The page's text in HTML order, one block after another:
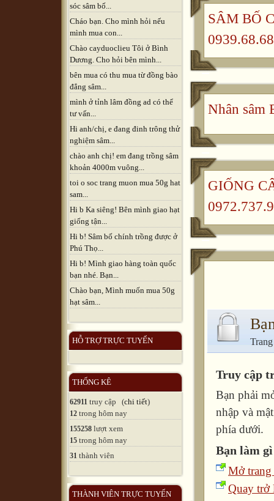
sóc sâm bố...
Cháo bạn. Cho mình hỏi nếu
mình mua con...
Chào cayduoclieu Tôi ở Bình
Dương. Cho hỏi bên mình...
bên mua có thu mua từ đồng bào
đẳng sâm...
mình ở tỉnh lâm đồng ad có thể
tư vấn...
Hi anh/chị, e đang đinh trông thử
nghiệm sâm...
chào anh chị! em đang trồng sâm
khoản 4000m vuông...
toi o soc trang muon mua 50g hat
sam...
Hi b Ka siêng! Bên mình giao hạt
giống tận...
Hi b! Sâm bố chính trồng được ở
Phú Thọ...
Hi b! Mình giao hàng toàn quốc
bạn nhé. Bạn...
Chào bạn, Mình muốn mua 50g
hạt sâm...
HỖ TRỢ TRỰC TUYẾN
THỐNG KÊ
62911 truy cập (chi tiết)
12 trong hôm nay
155258 lượt xem
15 trong hôm nay
31 thành viên
THÀNH VIÊN TRỰC TUYẾN
SÂM BỐ
Nhân sâm
GIỐNG
Truy cập
Bạn phải
nhập và
phía dưới.
Bạn làm
Mở trang
Quay trở